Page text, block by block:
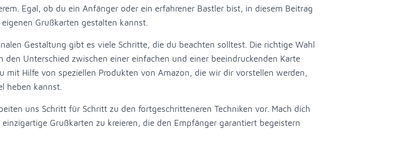
Egal, ob du ein Anfänger oder ein erfahrener Bastler bist, in diesem Beitrag
Grußkarten gestalten kannst.
Gestaltung gibt es viele Schritte, die du beachten solltest. Die richtige Wahl
Unterschied zwischen einer einfachen und einer beeindruckenden Karte
mit Hilfe von speziellen Produkten von Amazon, die wir dir vorstellen werden,
heben kannst.
uns Schritt für Schritt zu den fortgeschritteneren Techniken vor. Mach dich
Grußkarten zu kreieren, die den Empfänger garantiert begeistern